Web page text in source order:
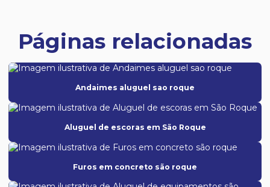
Páginas relacionadas
Andaimes aluguel sao roque
Aluguel de escoras em São Roque
Furos em concreto são roque